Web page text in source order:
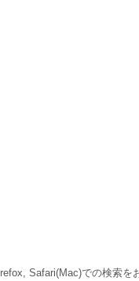
Safari(Mac)での検索を